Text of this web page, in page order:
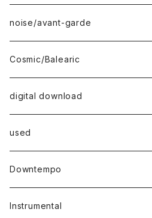
noise/avant-garde
Cosmic/Balearic
digital download
used
Downtempo
Instrumental